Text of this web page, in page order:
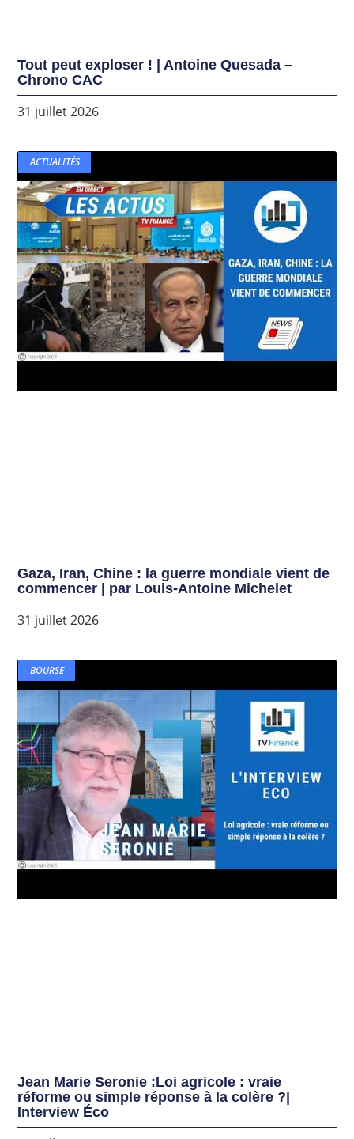
Tout peut exploser ! | Antoine Quesada –
Chrono CAC
31 juillet 2026
ACTUALITÉS
Gaza, Iran, Chine : la guerre mondiale vient de
commencer | par Louis-Antoine Michelet
31 juillet 2026
BOURSE
Jean Marie Seronie :Loi agricole : vraie
réforme ou simple réponse à la colère ?|
Interview Éco